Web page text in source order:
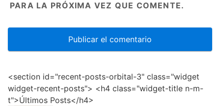
PARA LA PRÓXIMA VEZ QUE COMENTE.
<section id="recent-posts-orbital-3" class="widget
widget-recent-posts"> <h4 class="widget-title n-m-
t">Últimos Posts</h4>